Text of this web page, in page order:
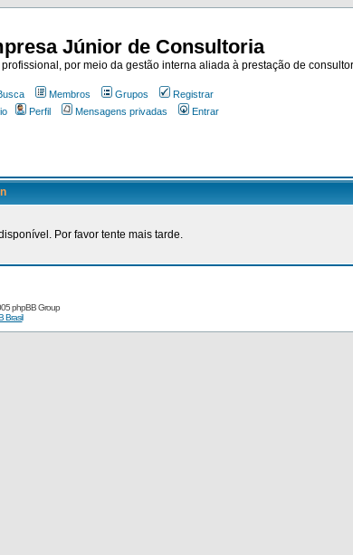
Júnior de Consultoria
por meio da gestão interna aliada à prestação de
Membros Grupos
Registrar
Perfil Mensagens privadas Entrar
Por favor tente mais tarde.
phpBB Group
Brasil